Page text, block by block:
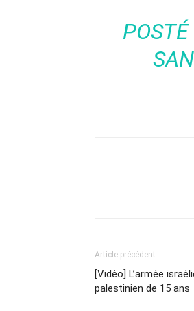
POSTÉ
Article précédent
[Vidéo] L’armée
palestinien de 15 ans